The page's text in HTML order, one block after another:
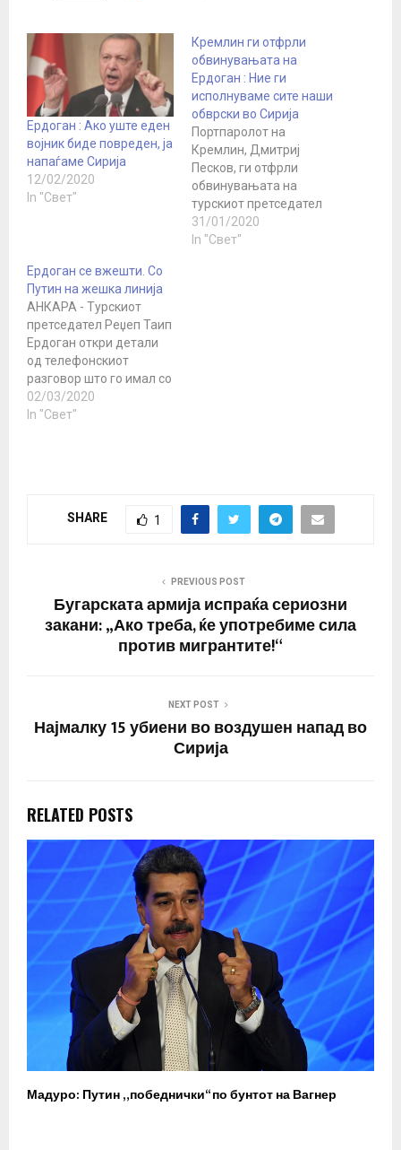
Ердоган : Ако уште еден
војник биде повреден, ја
напаѓаме Сирија
12/02/2020
In "Свет"
Кремлин ги отфрли
обвинувањата на
Ердоган : Ние ги
исполнуваме сите наши
обврски во Сирија
Портпаролот на
Кремлин, Дмитриј
Песков, ги отфрли
обвинувањата на
турскиот претседател
Реџеп Таип Ердоган
дека Русија не ги
31/01/2020
In "Свет"
Ердоган се вжешти. Со
Путин на жешка линија
АНКАРА - Турскиот
претседател Реџеп Таип
Ердоган откри детали
од телефонскиот
разговор што го имал со
рускиот претседател
Владимир Путин, по
дена. Разговарав на
02/03/2020
In "Свет"
SHARE 1
PREVIOUS POST
Бугарската армија испраќа сериозни
закани: „Ако треба, ќе употребиме сила
против мигрантите!“
NEXT POST
Најмалку 15 убиени во воздушен напад во
Сирија
RELATED POSTS
Мадуро: Путин „победнички“ по бунтот на Вагнер